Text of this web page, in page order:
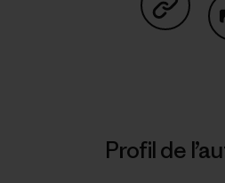
Profil de